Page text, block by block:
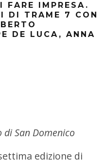
FARE IMPRESA.
DI TRAME 7 CON
DE LUCA, ANNA
di San Domenico
edizione di